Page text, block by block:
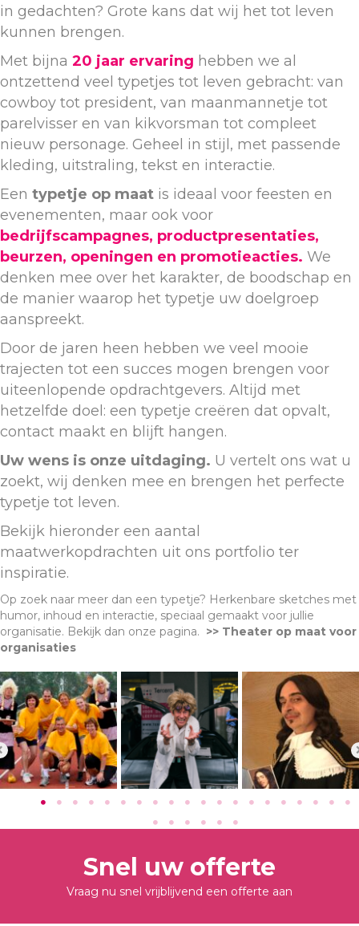
in gedachten? Grote kans dat wij het tot leven
kunnen brengen.
Met bijna 20 jaar ervaring hebben we al
ontzettend veel typetjes tot leven gebracht: van
cowboy tot president, van maanmannetje tot
parelvisser en van kikvorsman tot compleet
nieuw personage. Geheel in stijl, met passende
kleding, uitstraling, tekst en interactie.
Een typetje op maat is ideaal voor feesten en
evenementen, maar ook voor
bedrijfscampagnes, productpresentaties,
beurzen, openingen en promotieacties. We
denken mee over het karakter, de boodschap en
de manier waarop het typetje uw doelgroep
aanspreekt.
Door de jaren heen hebben we veel mooie
trajecten tot een succes mogen brengen voor
uiteenlopende opdrachtgevers. Altijd met
hetzelfde doel: een typetje creëren dat opvalt,
contact maakt en blijft hangen.
Uw wens is onze uitdaging. U vertelt ons wat u
zoekt, wij denken mee en brengen het perfecte
typetje tot leven.
Bekijk hieronder een aantal
maatwerkopdrachten uit ons portfolio ter
inspiratie.
Op zoek naar meer dan een typetje? Herkenbare sketches met
humor, inhoud en interactie, speciaal gemaakt voor jullie
organisatie. Bekijk dan onze pagina. >> Theater op maat voor
organisaties
Snel uw offerte
Vraag nu snel vrijblijvend een offerte aan